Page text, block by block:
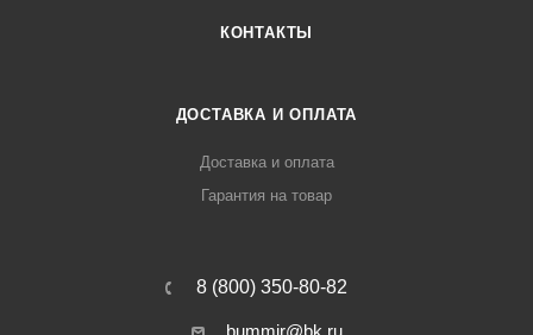
КОНТАКТЫ
ДОСТАВКА И ОПЛАТА
Доставка и оплата
Гарантия на товар
8 (800) 350-80-82